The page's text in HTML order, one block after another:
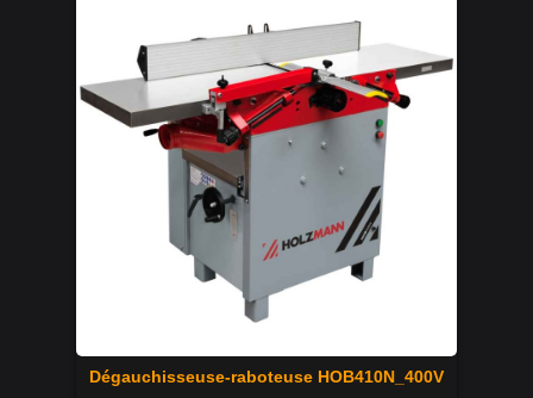
Dégauchisseuse-raboteuse HOB410N_400V